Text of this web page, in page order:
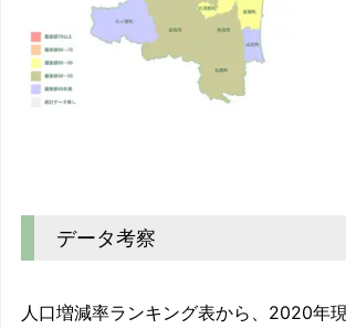
データ考察
人口増減率ランキング表から、2020年